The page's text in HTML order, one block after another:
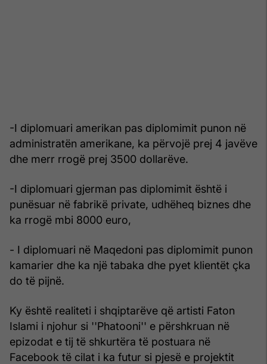
-I diplomuari amerikan pas diplomimit punon në
administratën amerikane, ka përvojë prej 4 javëve
dhe merr rrogë prej 3500 dollarëve.
-I diplomuari gjerman pas diplomimit është i
punësuar në fabrikë private, udhëheq biznes dhe
ka rrogë mbi 8000 euro,
- I diplomuari në Maqedoni pas diplomimit punon
kamarier dhe ka një tabaka dhe pyet klientët çka
do të pijnë.
Ky është realiteti i shqiptarëve që artisti Faton
Islami i njohur si ''Phatooni'' e përshkruan në
epizodat e tij të shkurtëra të postuara në
Facebook të cilat i ka futur si pjesë e projektit